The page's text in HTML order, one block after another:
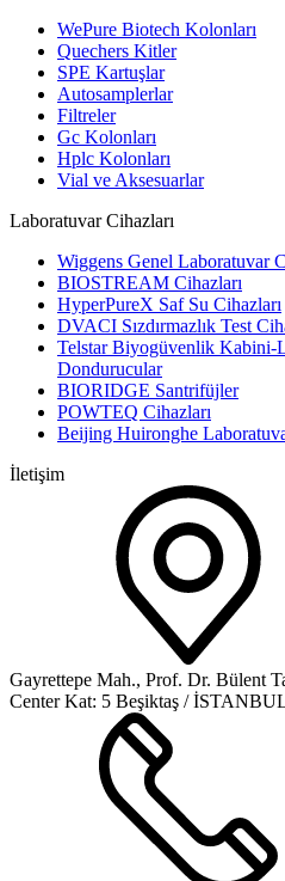
WePure Biotech Kolonları
Quechers Kitler
SPE Kartuşlar
Autosamplerlar
Filtreler
Gc Kolonları
Hplc Kolonları
Vial ve Aksesuarlar
Laboratuvar Cihazları
Wiggens Genel Laboratuvar
BIOSTREAM Cihazları
HyperPureX Saf Su Cihazları
DVACI Sızdırmazlık Test
Telstar Biyogüvenlik Kabini-
Dondurucular
BIORIDGE Santrifüjler
POWTEQ Cihazları
Beijing Huironghe
İletişim
Gayrettepe Mah., Prof. Dr. Bülent
Center Kat: 5 Beşiktaş /